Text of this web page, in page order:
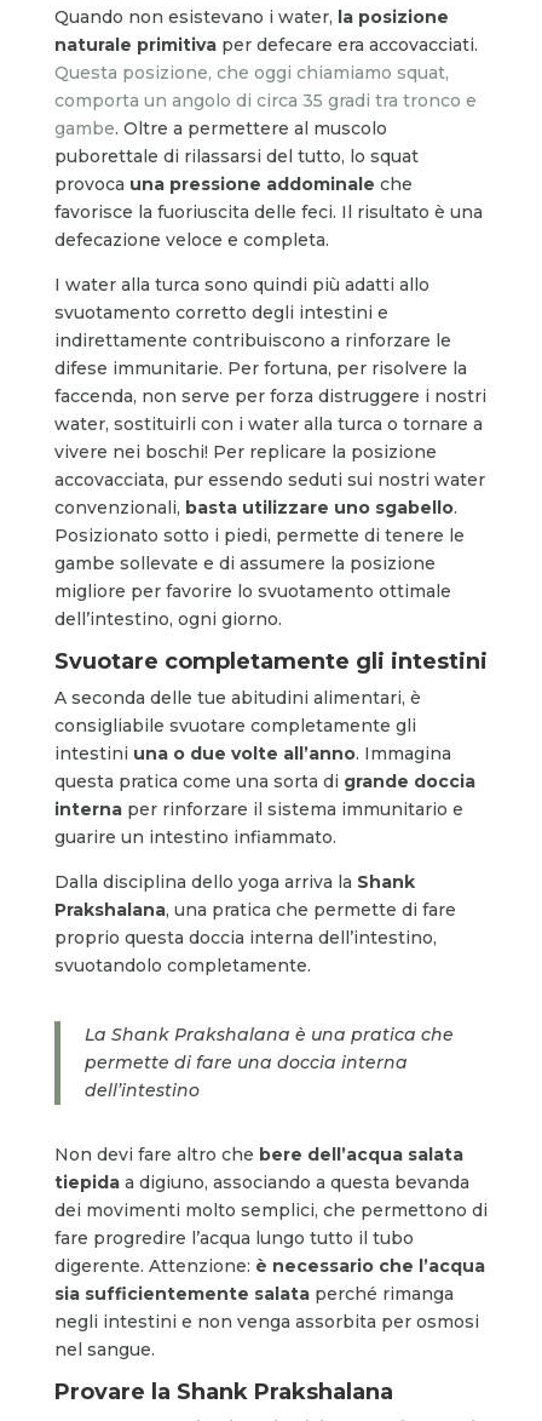
Quando non esistevano i water, la posizione
naturale primitivaper defecare era accovacciati.
Questa posizione, che oggi chiamiamo squat,
comporta un angolo di circa 35 gradi tra tronco e
gambe. Oltre a permettere al muscolo
puborettale di rilassarsi del tutto, lo squat
provoca una pressione addominale che
favorisce la fuoriuscita delle feci. Il risultato è una
defecazione veloce e completa.
I water alla turca sono quindi più adatti allo
svuotamento corretto degli intestini e
indirettamente contribuiscono a rinforzare le
difese immunitarie. Per fortuna, per risolvere la
faccenda, non serve per forza distruggere i nostri
water, sostituirli con i water alla turca o tornare a
vivere nei boschi! Per replicare la posizione
accovacciata, pur essendo seduti sui nostri water
convenzionali, basta utilizzare uno sgabello.
Posizionato sotto i piedi, permette di tenere le
gambe sollevate e di assumere la posizione
migliore per favorire lo svuotamento ottimale
dell’intestino, ogni giorno.
Svuotare completamente gli intestini
A seconda delle tue abitudini alimentari, è
consigliabile svuotare completamente gli
intestini una o due volte all’anno. Immagina
questa pratica come una sorta di grande doccia
internaper rinforzare il sistema immunitario e
guarire un intestino infiammato.
Dalla disciplina dello yoga arriva la Shank
Prakshalana, una pratica che permette di fare
proprio questa doccia interna dell’intestino,
svuotandolo completamente.
La Shank Prakshalana è una pratica che
permette di fare una doccia interna
dell’intestino
Non devi fare altro che bere dell’acqua salata
tiepidaa digiuno, associando a questa bevanda
dei movimenti molto semplici, che permettono di
fare progredire l’acqua lungo tutto il tubo
digerente. Attenzione: è necessario che l’acqua
sia sufficientemente salataperché rimanga
negli intestini e non venga assorbita per osmosi
nel sangue.
Provare la Shank Prakshalana